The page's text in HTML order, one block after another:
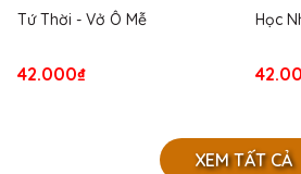
Tứ Thời - Vở Ô Mễ
42.000₫
Học
XEM TẤT CẢ